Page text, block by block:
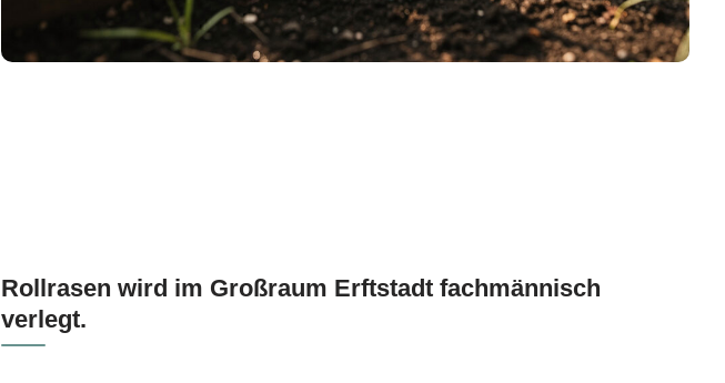
Rollrasen wird im Großraum Erftstadt fachmännisch
verlegt.